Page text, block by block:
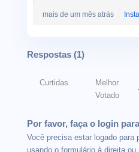
mais de um mês atrás
Respostas (1)
Curtidas
Melhor
Votado
Por favor, faça o login
Você precisa estar logado para
usando o formulário à direita